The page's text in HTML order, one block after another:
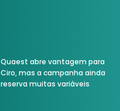
Quaest abre vantagem para
Ciro, mas a campanha ainda
reserva muitas variáveis